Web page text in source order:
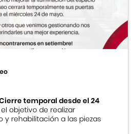
Peruano Japonés
Japonesa
Japonés
temporal desde el 24
objetivo de realizar
y rehabilitación a las piezas